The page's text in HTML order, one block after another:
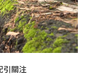
引關注